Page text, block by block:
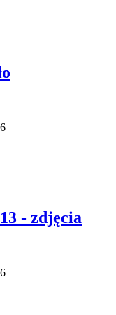
- zdjęcia